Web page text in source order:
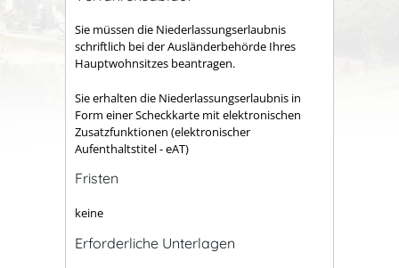
Sie müssen die Niederlassungserlaubnis
schriftlich bei der Ausländerbehörde Ihres
Hauptwohnsitzes beantragen.
Sie erhalten die Niederlassungserlaubnis in
Form einer Scheckkarte mit elektronischen
Zusatzfunktionen (elektronischer
Aufenthaltstitel - eAT)
Fristen
keine
Erforderliche Unterlagen